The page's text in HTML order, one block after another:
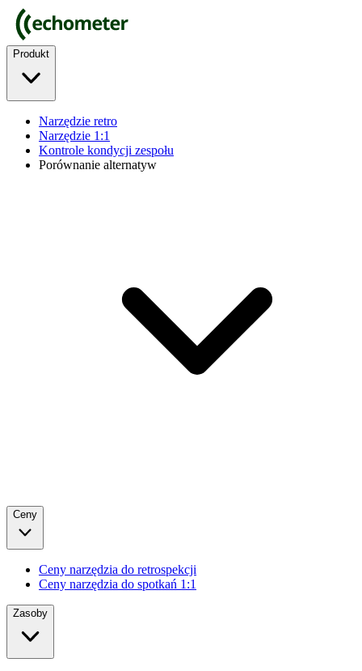
Produkt
Narzędzie retro
Narzędzie 1:1
Kontrole kondycji zespołu
Porównanie alternatyw
Ceny
Ceny narzędzia do retrospekcji
Ceny narzędzia do spotkań 1:1
Zasoby